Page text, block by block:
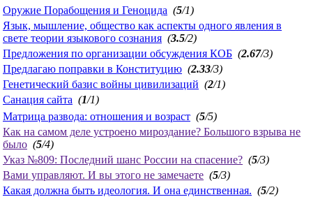
Оружие Порабощения и Геноцида (5/1)
Язык, мышление, общество как аспекты одного явления в
свете теории языкового сознания (3.5/2)
Предложения по организации обсуждения КОБ (2.67/3)
Предлагаю поправки в Конституцию (2.33/3)
Генетический базис войны цивилизаций (2/1)
Санация сайта (1/1)
Матрица развода: отношения и возраст (5/5)
Как на самом деле устроено мироздание? Большого взрыва не
было (5/4)
Указ №809: Последний шанс России на спасение? (5/3)
Вами управляют. И вы этого не замечаете (5/3)
Какая должна быть идеология. И она единственная. (5/2)